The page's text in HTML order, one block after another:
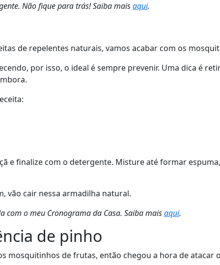
Não fique para trás! Saiba maisaqui.
de repelentes naturais, vamos acabar com os
por isso, o ideal é sempre prevenir. Uma dica é
e finalize com o detergente. Misture até formar
vão cair nessa armadilha natural.
o meu Cronograma da Casa. Saiba maisaqui.
de pinho
mosquitinhos de frutas, então chegou a hora de atacar